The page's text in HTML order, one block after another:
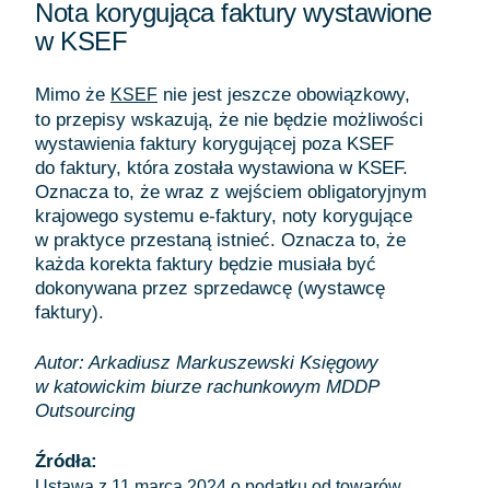
Nota korygująca faktury wystawione
w KSEF
Mimo że KSEF nie jest jeszcze obowiązkowy,
to przepisy wskazują, że nie będzie możliwości
wystawienia faktury korygującej poza KSEF
do faktury, która została wystawiona w KSEF.
Oznacza to, że wraz z wejściem obligatoryjnym
krajowego systemu e-faktury, noty korygujące
w praktyce przestaną istnieć. Oznacza to, że
każda korekta faktury będzie musiała być
dokonywana przez sprzedawcę (wystawcę
faktury).
Autor: Arkadiusz Markuszewski Księgowy
w katowickim biurze rachunkowym MDDP
Outsourcing
Źródła: